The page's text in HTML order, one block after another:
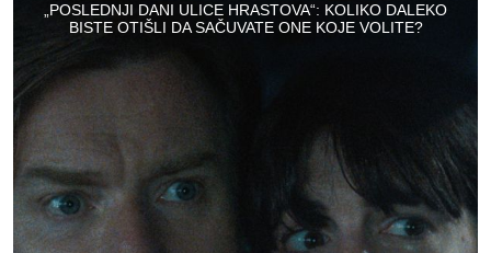
„POSLEDNJI DANI ULICE HRASTOVA“: KOLIKO DALEKO
BISTE OTIŠLI DA SAČUVATE ONE KOJE VOLITE?